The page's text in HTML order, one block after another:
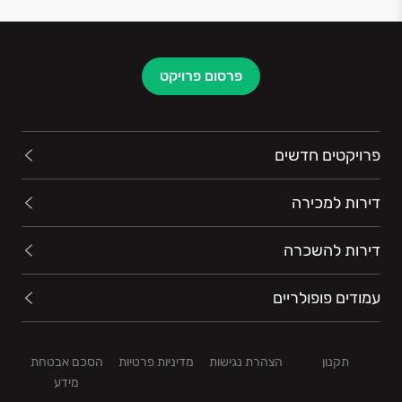
עד לקו הסיום ולשביעות רצון ציבור לקוחותינו.
פרסום פרויקט
פרויקטים חדשים
דירות למכירה
דירות להשכרה
עמודים פופולריים
תקנון הצהרת נגישות מדיניות פרטיות
הסכם אבטחת
מידע